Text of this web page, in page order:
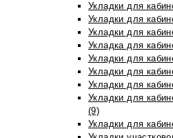
Укладки для
Укладки для
Укладки для
Укладка для
Укладки для
Укладки для
Укладки для
Укладки для
(9)
Укладки для